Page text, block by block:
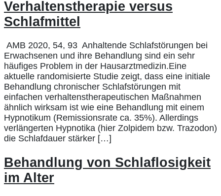
Verhaltenstherapie versus
Schlafmittel
AMB 2020, 54, 93 Anhaltende Schlafstörungen bei
Erwachsenen und ihre Behandlung sind ein sehr
häufiges Problem in der Hausarztmedizin.Eine
aktuelle randomisierte Studie zeigt, dass eine initiale
Behandlung chronischer Schlafstörungen mit
einfachen verhaltenstherapeutischen Maßnahmen
ähnlich wirksam ist wie eine Behandlung mit einem
Hypnotikum (Remissionsrate ca. 35%). Allerdings
verlängerten Hypnotika (hier Zolpidem bzw. Trazodon)
die Schlafdauer stärker […]
Behandlung von Schlaflosigkeit
im Alter